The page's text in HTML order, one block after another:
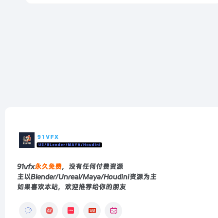
91vfx永久免费，没有任何付费资源
主以Blender/Unreal/Maya/Houdini资源为主
如果喜欢本站，欢迎推荐给你的朋友